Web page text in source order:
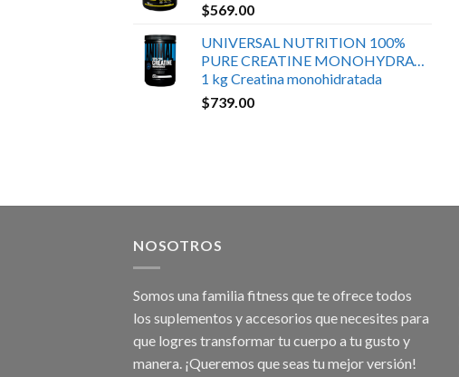
$569.00
UNIVERSAL NUTRITION 100%
PURE CREATINE MONOHYDRATE
1 kg Creatina monohidratada
$739.00
NOSOTROS
Somos una familia fitness que te ofrece todos
los suplementos y accesorios que necesites para
que logres transformar tu cuerpo a tu gusto y
manera. ¡Queremos que seas tu mejor versión!